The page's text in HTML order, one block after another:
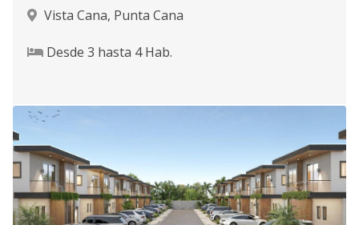
Vista Cana, Punta Cana
Desde 3 hasta 4Hab.